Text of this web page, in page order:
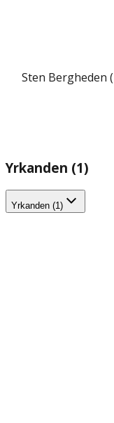
Sten Bergheden
Yrkanden (1)
Yrkanden (1)